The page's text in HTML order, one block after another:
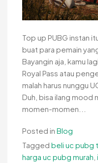
Top up PUBG instan
buat para pemain
Bayangin aja, kamu
Royal Pass atau
malah harus nunggu
Duh, bisa ilang mood
momen-momen...
Posted in Blog
Tagged beli uc pubg
harga uc pubg murah